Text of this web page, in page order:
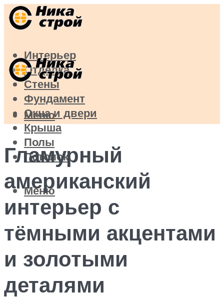
Интерьер
Отделка
Стены
Фундамент
Окна и двери
Крыша
Полы
Потолок
Меню
Меню
Гламурный
американский
интерьер с
тёмными акцентами
и золотыми
деталями